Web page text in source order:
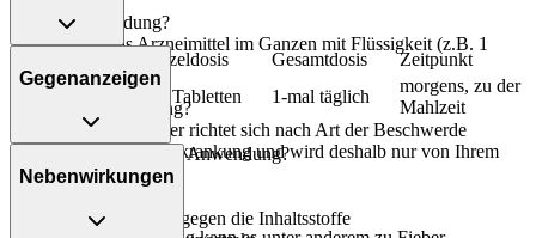
Art der Anwendung?
Nehmen Sie das Arzneimittel im Ganzen mit Flüssigkeit (z.B. 1
Dauer der Anwendung?
Die Anwendungsdauer richtet sich nach Art der Beschwerde
und/oder Dauer der Erkrankung und wird deshalb nur von Ihrem
Arzt bestimmt.
Überdosierung?
Einzeldosis Gesamtdosis
Zeitpunkt
1-2 Tabletten 1-mal täglich
morgens, zu der
Mahlzeit
Gegenanzeigen
Was spricht gegen eine Anwendung?
- Überempfindlichkeit gegen die Inhaltsstoffe
Nebenwirkungen